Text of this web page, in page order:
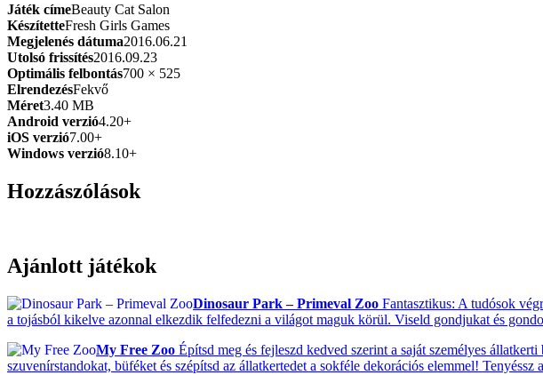
Játék címeBeauty Cat Salon
KészítetteFresh Girls Games
Megjelenés dátuma2016.06.21
Utolsó frissítés2016.09.23
Optimális felbontás700 × 525
ElrendezésFekvő
Méret3.40 MB
Android verzió4.20+
iOS verzió7.00+
Windows verzió8.10+
Hozzászólások
Ajánlott játékok
Dinosaur Park – Primeval Zoo Fantasztikus: A tudósok
a tojásból kikelve azonnal elkezdik felfedezni a világot maguk körül. Viseld gondjukat és
My Free Zoo Építsd meg és fejleszd kedved szerint a saját személyes
szuvenírstandokat, büféket és szépítsd az állatkertedet a sokféle dekorációs elemmel!